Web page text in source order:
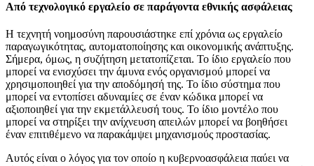
Από τεχνολογικό εργαλείο σε παράγοντα εθνικής ασφάλειας
Η τεχνητή νοημοσύνη παρουσιάστηκε επί χρόνια ως εργαλείο
παραγωγικότητας, αυτοματοποίησης και οικονομικής ανάπτυξης.
Σήμερα, όμως, η συζήτηση μετατοπίζεται. Το ίδιο εργαλείο που
μπορεί να ενισχύσει την άμυνα ενός οργανισμού μπορεί να
χρησιμοποιηθεί για την αποδόμησή της. Το ίδιο σύστημα που
μπορεί να εντοπίσει αδυναμίες σε έναν κώδικα μπορεί να
αξιοποιηθεί για την εκμετάλλευσή τους. Το ίδιο μοντέλο που
μπορεί να στηρίξει την ανίχνευση απειλών μπορεί να βοηθήσει
έναν επιτιθέμενο να παρακάμψει μηχανισμούς προστασίας.
Αυτός είναι ο λόγος για τον οποίο η κυβερνοασφάλεια παύει να